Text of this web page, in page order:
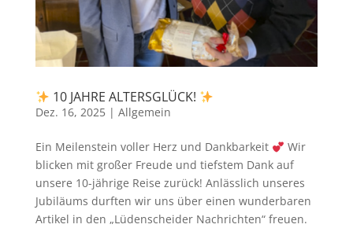
10 JAHRE ALTERSGLÜCK!
Dez. 16, 2025| Allgemein
Ein Meilenstein voller Herz und Dankbarkeit
Wir
blicken mit großer Freude und tiefstem Dank auf
unsere 10-jährige Reise zurück! Anlässlich unseres
Jubiläums durften wir uns über einen wunderbaren
Artikel in den „Lüdenscheider Nachrichten“ freuen.